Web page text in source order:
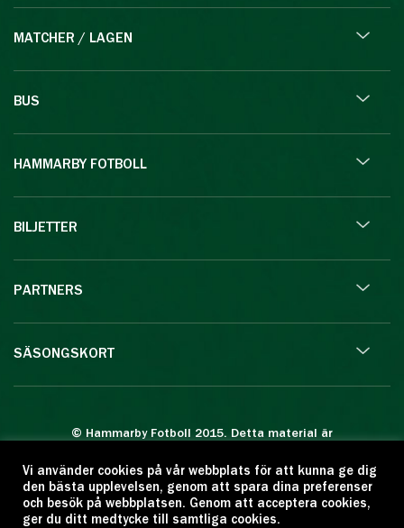
MATCHER / LAGEN
BUS
HAMMARBY FOTBOLL
BILJETTER
PARTNERS
SÄSONGSKORT
© Hammarby Fotboll 2015. Detta material är
Eftertryck eller annan kopiering är förbjuden.
Citera oss gärna men ange källan:
www.hammarbyfotboll.se. Ansvarig utgivare:
Vi använder cookies på vår webbplats för att kunna ge dig
den bästa upplevelsen, genom att spara dina preferenser
och besök på webbplatsen. Genom att acceptera cookies,
ger du ditt medtycke till samtliga cookies.